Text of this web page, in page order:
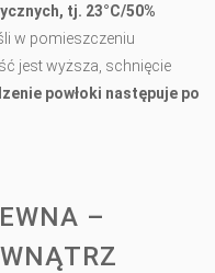
tj. 23°C/50%
w pomieszczeniu
jest wyższa, schnięcie
powłoki następuje po
–